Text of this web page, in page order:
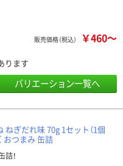
販売価格（税込） ￥460～
ります
バリエーション一覧へ
ねぎだれ味 70g 1セット（1個
おつまみ 缶詰
！